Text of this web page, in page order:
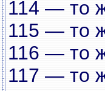
114 — то
115 — то
116 — то
117 — то